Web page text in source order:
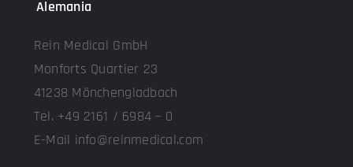
Alemania
Rein Medical GmbH
Monforts Quartier 23
41238 Mönchengladbach
Tel. +49 2161 / 6984 – 0
E-Mail info@reinmedical.com